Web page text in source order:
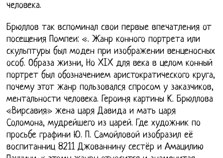
человека.
Брюллов так вспоминал свои первые впечатления от
посещения Помпеи: «. Жанр конного портрета или
скульптуры был моден при изображении венценосных
особ. Образа жизни, Но XIX для века в целом конный
портрет был обозначением аристократического круга,
почему этот жанр пользовался спросом у заказчиков,
ментальности человека. Героиня картины К. Брюллова
«Вирсавия» жена царя Давида и мать царя
Соломона, мудрейшего из царей. Где художник по
просьбе графини Ю. П. Самойловой изобразил её
воспитанниц 8211 Джованнину сестёр и Амацилию